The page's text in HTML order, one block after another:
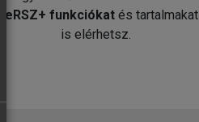
MeRSZ+ funkciókat és tartalmakat
is elérhetsz.